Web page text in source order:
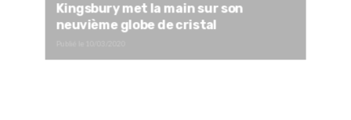
Kingsbury met la main sur son
neuvième globe de cristal